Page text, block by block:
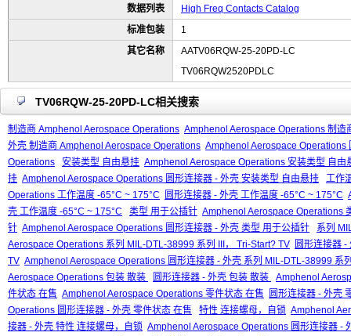
数据列表
High Freq Contacts Catalog
标准包装
1
其它名称
AATV06RQW-25-20PD-LC
TV06RQW2520PDLC
TV06RQW-25-20PD-LC相关搜索
制造商 Amphenol Aerospace Operations Amphenol Aerospace Operations 制
外壳 制造商 Amphenol Aerospace Operations Amphenol Aerospace Operations
Operations
安装类型 自由悬挂 Amphenol Aerospace Operations 安装类型 自由
挂 Amphenol Aerospace Operations 圆形连接器 - 外壳 安装类型 自由悬挂
工作
Operations 工作温度 -65°C ~ 175°C
圆形连接器 - 外壳 工作温度 -65°C ~ 175°C
壳 工作温度 -65°C ~ 175°C
类型 用于公插针 Amphenol Aerospace Operations
针 Amphenol Aerospace Operations 圆形连接器 - 外壳 类型 用于公插针
系列
Aerospace Operations 系列 MIL-DTL-38999 系列 III， Tri-Start? TV 圆形连接器
TV Amphenol Aerospace Operations 圆形连接器 - 外壳 系列 MIL-DTL-38999 系
Aerospace Operations 包装 散装
圆形连接器 - 外壳 包装 散装
Amphenol
件状态 在售 Amphenol Aerospace Operations 零件状态 在售
圆形连接器 - 外壳
Operations 圆形连接器 - 外壳 零件状态 在售
特性 连接螺母，自锁 Amphenol
接器 - 外壳 特性 连接螺母，自锁 Amphenol Aerospace Operations 圆形连接器 -